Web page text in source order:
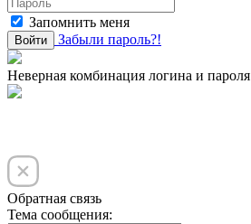
Запомнить меня
Войти Забыли пароль?!
Неверная комбинация логина и пароля
Обратная связь
Тема сообщения: